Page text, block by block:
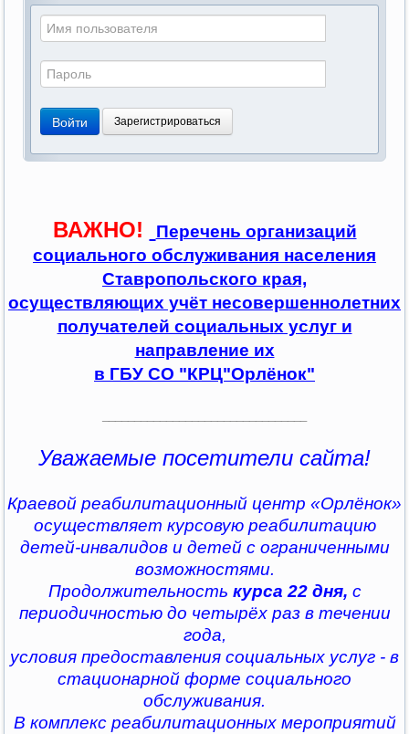
Войти Зарегистрироваться
ВАЖНО!
Перечень организаций
социального обслуживания населения
Ставропольского края,
осуществляющих учёт несовершеннолетних
получателей социальных услуг и
направление их
в ГБУ СО "КРЦ"Орлёнок"
Уважаемые посетители сайта!
Краевой реабилитационный центр «Орлёнок»
осуществляет курсовую реабилитацию
детей-инвалидов и детей с ограниченными
возможностями.
Продолжительность курса 22 дня, с
периодичностью до четырёх раз в течении
года,
условия предоставления социальных услуг - в
стационарной форме социального
обслуживания.
В комплекс реабилитационных мероприятий